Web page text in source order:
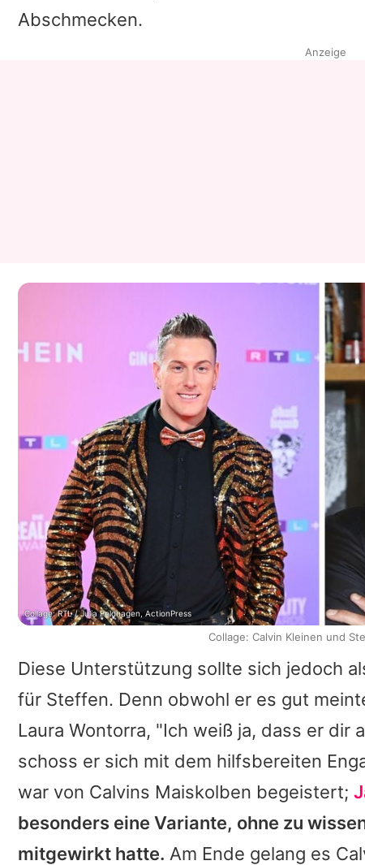
Abschmecken.
Diese Unterstützung sollte sich jedoch
für Steffen. Denn obwohl er es gut
Laura Wontorra, "Ich weiß ja, dass er dir
schoss er sich mit dem hilfsbereiten
war von Calvins Maiskolben begeistert;
besonders eine Variante, ohne zu
mitgewirkt hatte. Am Ende gelang es
Anzeige
Collage: RTL / Julia Feldhagen, ActionPress
Collage: Calvin Kleinen und